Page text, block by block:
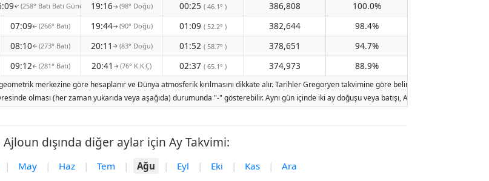
↑(258° Batı Batı Güney) 19:16↑(98° Doğu) 00:25 ( 46.1° ) 386,808
100.0%
07:09↑(266° Batı) 19:44↑ (90° Doğu) 01:09 ( 52.2° ) 382,644
98.4%
08:10↑(273° Batı) 20:11 ↑ (83° Doğu) 01:52 ( 58.7° ) 378,651
94.7%
09:12↑(281° Batı) 20:41 ↑(76° K.K.Ç) 02:37 ( 65.1° ) 374,973 88.9%
merkezine göre hesaplanır ve Dünya atmosferik kırılmasını dikkate alır. Tarihler Gregoryen takvimine göre belirlenmiştir.
olması (her zaman yukarıda veya aşağıda) durumunda "-" gösterebilir. Aynı gün içinde iki ay doğuşu veya batışı, Ay'ın yörünge hareketi
Ajloun dışında diğer aylar için Ay Takvimi:
| May | Haz | Tem | Ağu | Eyl | Eki | Kas | Ara